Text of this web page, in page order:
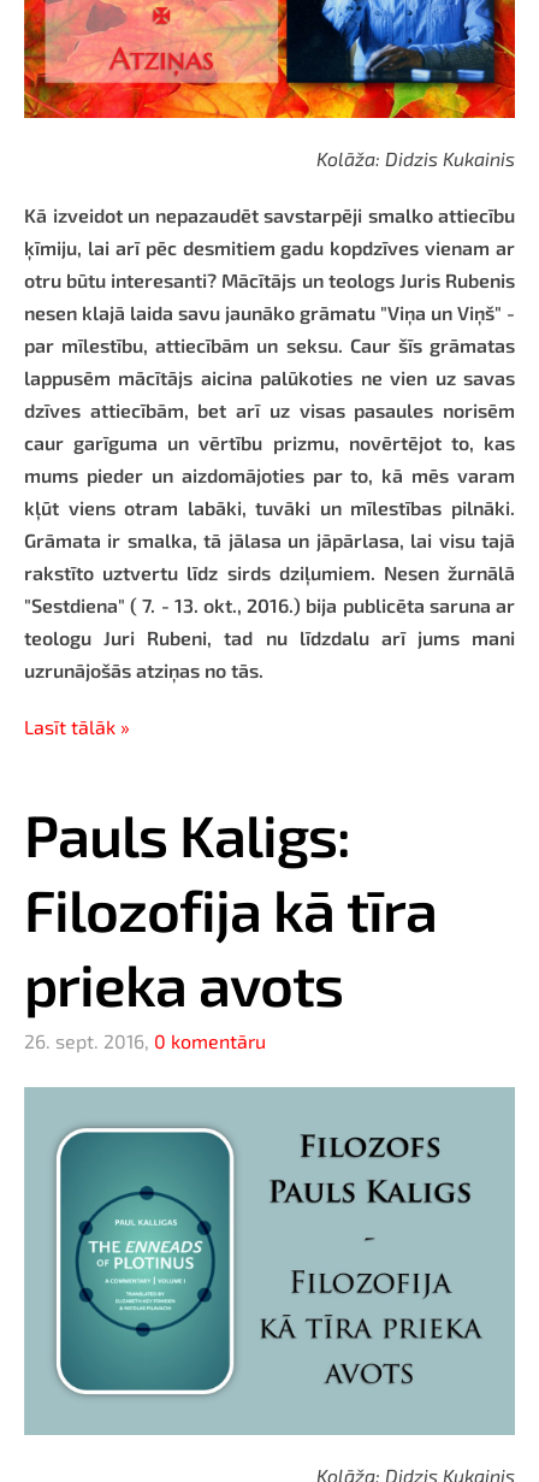
Kolāža: Didzis Kukainis
Kā izveidot un nepazaudēt savstarpēji smalko attiecību
ķīmiju, lai arī pēc desmitiem gadu kopdzīves vienam ar
otru būtu interesanti? Mācītājs un teologs Juris Rubenis
nesen klajā laida savu jaunāko grāmatu "Viņa un Viņš" -
par mīlestību, attiecībām un seksu. Caur šīs grāmatas
lappusēm mācītājs aicina palūkoties ne vien uz savas
dzīves attiecībām, bet arī uz visas pasaules norisēm
caur garīguma un vērtību prizmu, novērtējot to, kas
mums pieder un aizdomājoties par to, kā mēs varam
kļūt viens otram labāki, tuvāki un mīlestības pilnāki.
Grāmata ir smalka, tā jālasa un jāpārlasa, lai visu tajā
rakstīto uztvertu līdz sirds dziļumiem. Nesen žurnālā
"Sestdiena" ( 7. - 13. okt., 2016.) bija publicēta saruna ar
teologu Juri Rubeni, tad nu līdzdalu arī jums mani
uzrunājošās atziņas no tās.
Lasīt tālāk »
Pauls Kaligs:
Filozofija kā tīra
prieka avots
26. sept. 2016, 0 komentāru
Kolāža: Didzis Kukainis